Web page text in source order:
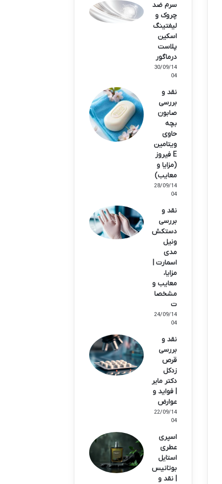
سرم ضد
چروک و
لیفتینگ
اسکین
پلاست
درماگور
30/09/14
04
نقد و
بررسی
صابون
بچه
حاوی
ویتامین
E فیروز
(مزایا و
معایب)
28/09/14
04
نقد و
بررسی
دستکش
ونیل
مدی
اسمارت |
مزایا،
معایب و
مشخصا
ت
24/09/14
04
نقد و
بررسی
قرص
زدکل
دکتر مایر
| فواید و
عوارض
22/09/14
04
اسپری
عطری
استایل
بوتانیس
| نقد و